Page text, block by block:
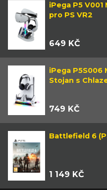
iPega P5
pro PS VR2
649 KČ
iPega P5S006
Stojan s
749 KČ
Battlefield 6
1 149 KČ